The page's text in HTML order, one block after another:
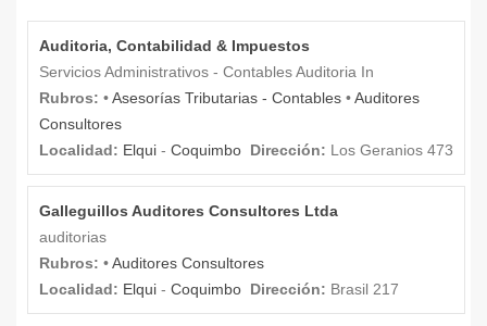
Auditoria, Contabilidad & Impuestos
Servicios Administrativos - Contables Auditoria In
Rubros: •Asesorías Tributarias - Contables •Auditores
Consultores
Localidad: Elqui - Coquimbo Dirección: Los Geranios 473
Galleguillos Auditores Consultores Ltda
auditorias
Rubros: •Auditores Consultores
Localidad: Elqui - Coquimbo Dirección: Brasil 217